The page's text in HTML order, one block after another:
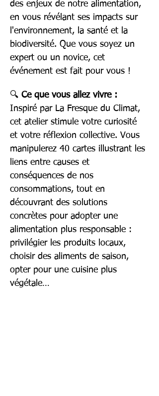
des enjeux de notre alimentation,
en vous révélant ses impacts sur
l'environnement, la santé et la
biodiversité. Que vous soyez un
expert ou un novice, cet
événement est fait pour vous !
🔍 Ce que vous allez vivre :
Inspiré par La Fresque du Climat,
cet atelier stimule votre curiosité
et votre réflexion collective. Vous
manipulerez 40 cartes illustrant les
liens entre causes et
conséquences de nos
consommations, tout en
découvrant des solutions
concrètes pour adopter une
alimentation plus responsable :
privilégier les produits locaux,
choisir des aliments de saison,
opter pour une cuisine plus
végétale…